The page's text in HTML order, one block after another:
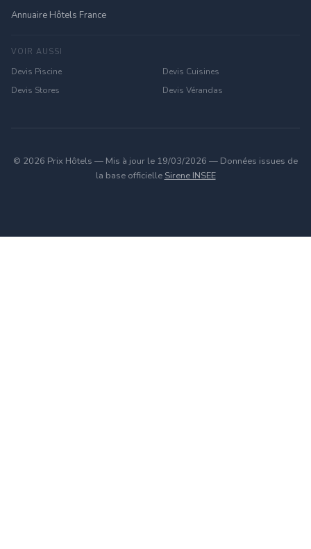
Annuaire Hôtels France
VOIR AUSSI
Devis Piscine
Devis Cuisines
Devis Stores
Devis Vérandas
© 2026 Prix Hôtels — Mis à jour le 19/03/2026 — Données issues de
la base officielle Sirene INSEE